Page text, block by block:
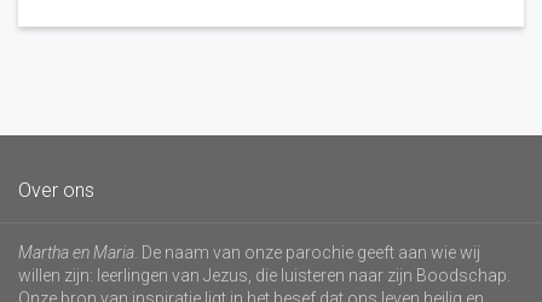
Over ons
Martha en Maria . De naam van onze parochie geeft aan wie wij
willen zijn: leerlingen van Jezus, die luisteren naar zijn Boodschap.